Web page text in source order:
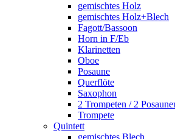
gemischtes Holz
gemischtes Holz+Blech
Fagott/Bassoon
Horn in F/Eb
Klarinetten
Oboe
Posaune
Querflöte
Saxophon
2 Trompeten / 2
Trompete
Quintett
gemischtes Blech